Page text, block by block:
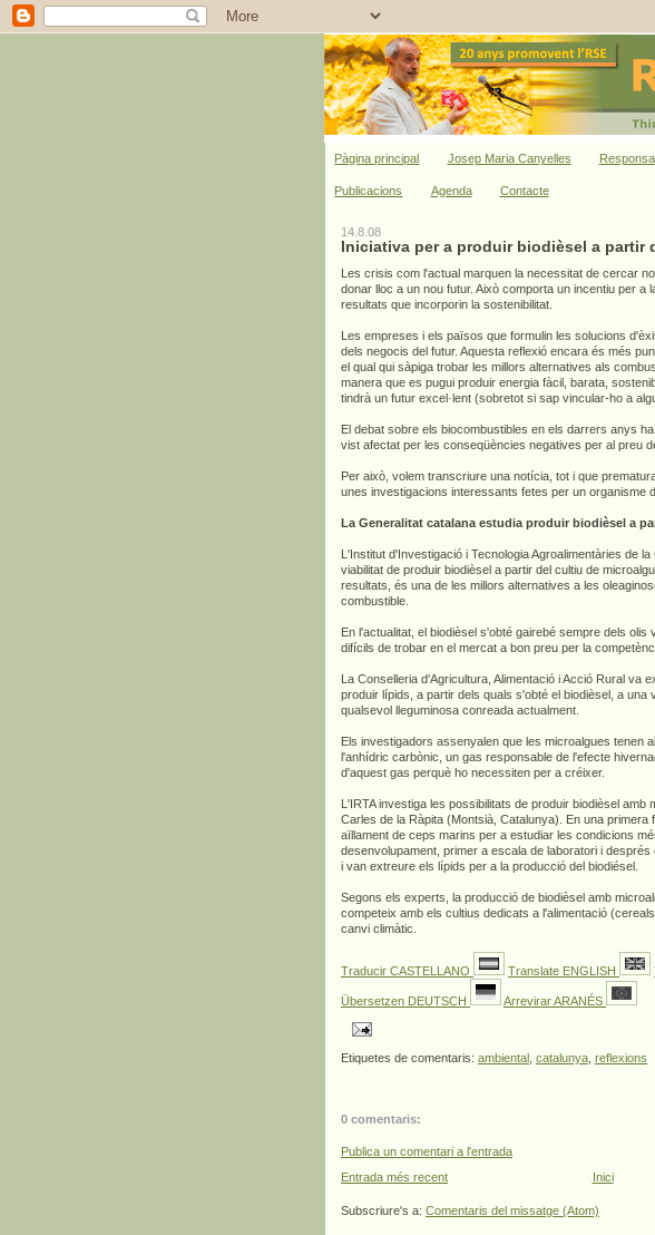
Pàgina principal Josep Maria Canyelles
Publicacions Agenda Contacte
14.8.08
Iniciativa per a produir biodièsel a partir
Les crisis com l'actual marquen la necessitat de cercar
donar lloc a un nou futur. Això comporta un incentiu per a
resultats que incorporin la sostenibilitat.
Les empreses i els països que formulin les solucions
dels negocis del futur. Aquesta reflexió encara és més
el qual qui sàpiga trobar les millors alternatives als
manera que es pugui produir energia fàcil, barata,
tindrà un futur excel·lent (sobretot si sap vincular-ho a
El debat sobre els biocombustibles en els darrers anys
vist afectat per les conseqüències negatives per al preu
Per això, volem transcriure una notícia, tot i que
unes investigacions interessants fetes per un organisme
La Generalitat catalana estudia produir biodièsel a
L'Institut d'Investigació i Tecnologia Agroalimentàries de
viabilitat de produir biodièsel a partir del cultiu de
resultats, és una de les millors alternatives a les
combustible.
En l'actualitat, el biodièsel s'obté gairebé sempre dels
difícils de trobar en el mercat a bon preu per la
La Conselleria d'Agricultura, Alimentació i Acció Rural va
produir lípids, a partir dels quals s'obté el biodièsel, a una
qualsevol lleguminosa conreada actualment.
Els investigadors assenyalen que les microalgues tenen
l'anhídric carbònic, un gas responsable de l'efecte
d'aquest gas perquè ho necessiten per a créixer.
L'IRTA investiga les possibilitats de produir biodièsel amb
Carles de la Ràpita (Montsià, Catalunya). En una
aïllament de ceps marins per a estudiar les condicions
desenvolupament, primer a escala de laboratori i
i van extreure els lípids per a la producció del biodiésel.
Segons els experts, la producció de biodièsel amb
competeix amb els cultius dedicats a l'alimentació
canvi climàtic.
Traducir CASTELLANO Translate ENGLISH
Übersetzen DEUTSCH Arrevirar ARANÉS
Etiquetes de comentaris: ambiental , catalunya, reflexions
0 comentaris:
Publica un comentari a l'entrada
Entrada més recent
Inici
Subscriure's a: Comentaris del missatge (Atom)